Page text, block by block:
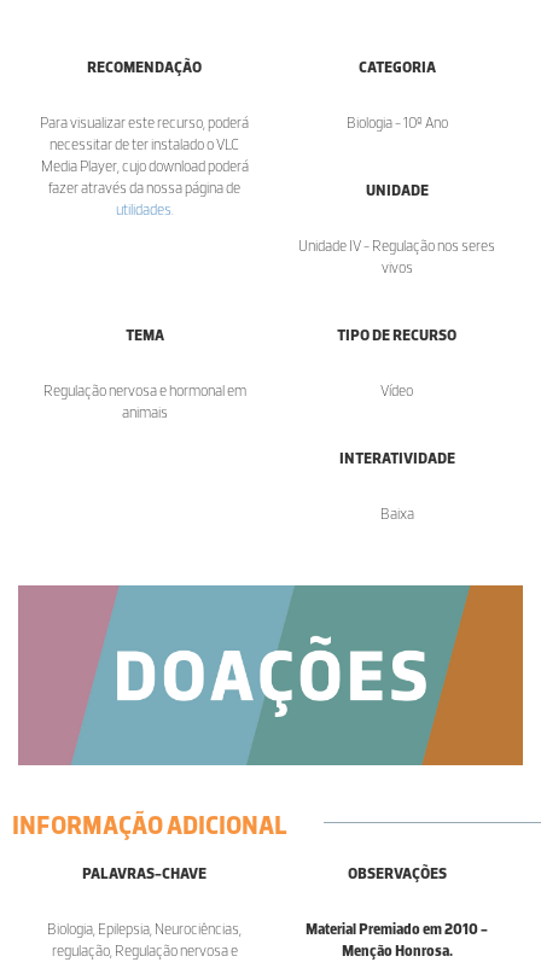
RECOMENDAÇÃO
Para visualizar este recurso, poderá
necessitar de ter instalado o VLC
Media Player, cujo download poderá
fazer através da nossa página de
utilidades
CATEGORIA
Biologia - 10º Ano
UNIDADE
Unidade IV - Regulação nos seres
vivos
TEMA
Regulação nervosa e hormonal em
animais
TIPO DE RECURSO
Vídeo
INTERATIVIDADE
Baixa
INFORMAÇÃO ADICIONAL
PALAVRAS-CHAVE
Biologia, Epilepsia, Neurociências,
regulação, Regulação nervosa e
OBSERVAÇÕES
Material Premiado em 2010 -
Menção Honrosa.